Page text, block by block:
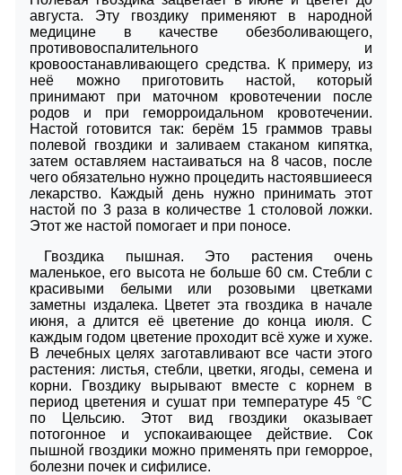
августа. Эту гвоздику применяют в народной
медицине в качестве обезболивающего,
противовоспалительного и
кровоостанавливающего средства. К примеру, из
неё можно приготовить настой, который
принимают при маточном кровотечении после
родов и при геморроидальном кровотечении.
Настой готовится так: берём 15 граммов травы
полевой гвоздики и заливаем стаканом кипятка,
затем оставляем настаиваться на 8 часов, после
чего обязательно нужно процедить настоявшиееся
лекарство. Каждый день нужно принимать этот
настой по 3 раза в количестве 1 столовой ложки.
Этот же настой помогает и при поносе.
Гвоздика пышная. Это растения очень
маленькое, его высота не больше 60 см. Стебли с
красивыми белыми или розовыми цветками
заметны издалека. Цветет эта гвоздика в начале
июня, а длится её цветение до конца июля. С
каждым годом цветение проходит всё хуже и хуже.
В лечебных целях заготавливают все части этого
растения: листья, стебли, цветки, ягоды, семена и
корни. Гвоздику вырывают вместе с корнем в
период цветения и сушат при температуре 45 °C
по Цельсию. Этот вид гвоздики оказывает
потогонное и успокаивающее действие. Сок
пышной гвоздики можно применять при геморрое,
болезни почек и сифилисе.